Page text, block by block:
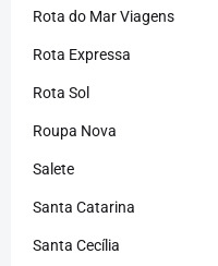
Rota do Mar Viagens
Rota Expressa
Rota Sol
Roupa Nova
Salete
Santa Catarina
Santa Cecília